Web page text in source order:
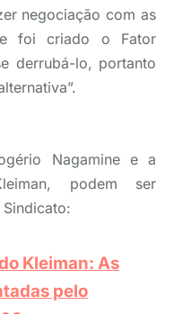
negociação com as
foi criado o Fator
derrubá-lo, portanto
Nagamine e a
podem ser
Kleiman: As
pelo